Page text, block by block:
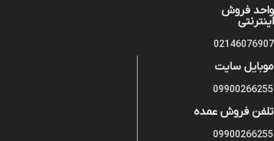
واحد فروش
اینترنتی
02146076907
موبایل سایت
09900266255
تلفن فروش عمده
09900266255